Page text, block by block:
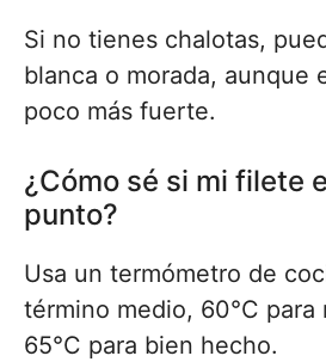
Si no tienes chalotas,
blanca o morada, aunque
poco más fuerte.
¿Cómo sé si mi filete
punto?
Usa un termómetro de
término medio, 60°C para
65°C para bien hecho.